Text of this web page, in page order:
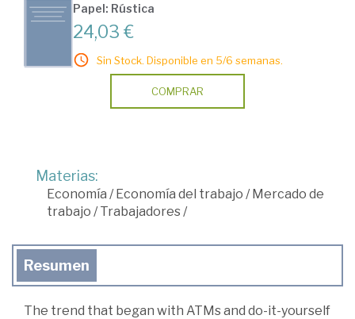
Papel: Rústica
24,03 €
Sin Stock. Disponible en 5/6 semanas.
COMPRAR
Materias:
Economía /Economía del trabajo /Mercado de
trabajo /Trabajadores /
Resumen
The trend that began with ATMs and do-it-yourself